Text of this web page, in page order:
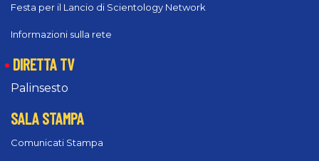
Festa per il Lancio di Scientology Network
Informazioni sulla rete
DIRETTA TV
Palinsesto
SALA STAMPA
Comunicati Stampa